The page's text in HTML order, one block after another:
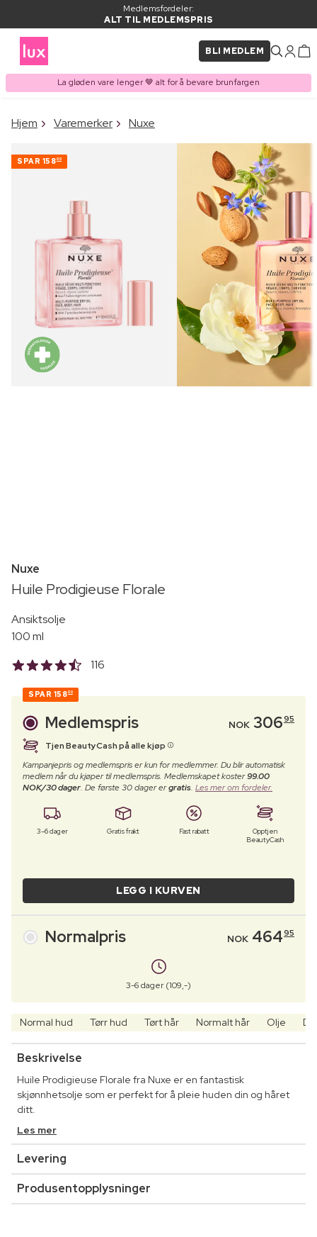
Medlemsfordeler:
ALT TIL MEDLEMSPRIS
BLI MEDLEM
La gløden vare lenger 🤎 alt for å bevare brunfargen
VARE LAGT I
Hjem Varemerker Nuxe
SPAR 15800
Nuxe
Huile Prodigieuse Florale
Ansiktsolje
100 ml
116
SPAR 15800
Medlemspris NOK 30695
Tjen BeautyCash på alle kjøp
Kampanjepris og medlemspris er kun for medlemmer. Du blir automatisk
medlem når du kjøper til medlemspris. Medlemskapet koster99.00
NOK/30 dager. De første 30 dager ergratis. Les mer om fordeler.
3–6 dager Gratis frakt Fast rabatt
Opptjen
BeautyCash
LEGG I KURVEN
Normalpris NOK 46495
3-6 dager (109,-)
Normal hud Tørr hud Tørt hår Normalt hår Olje
Beskrivelse
Huile Prodigieuse Florale fra Nuxe er en fantastisk
skjønnhetsolje som er perfekt for å pleie huden din og håret
ditt.
Les mer
Levering
Produsentopplysninger